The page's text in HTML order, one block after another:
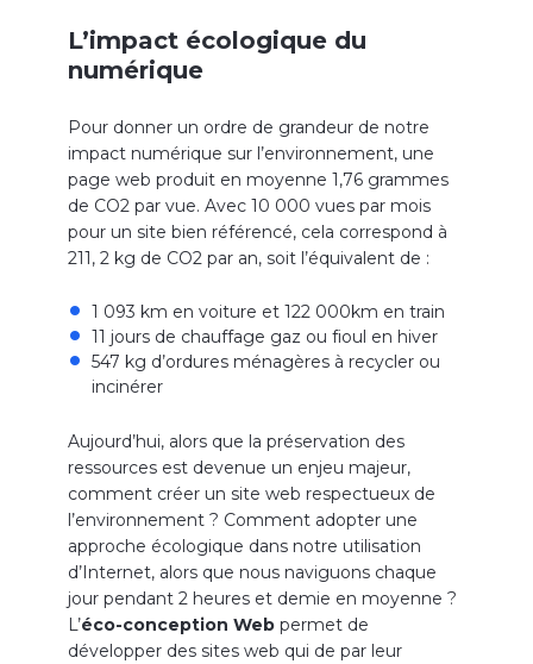
L’impact écologique du
numérique
Pour donner un ordre de grandeur de notre
impact numérique sur l’environnement, une
page web produit en moyenne 1,76 grammes
de CO2 par vue. Avec 10 000 vues par mois
pour un site bien référencé, cela correspond à
211, 2 kg de CO2 par an, soit l’équivalent de :
1 093 km en voiture et 122 000km en train
11 jours de chauffage gaz ou fioul en hiver
547 kg d’ordures ménagères à recycler ou
incinérer
Aujourd’hui, alors que la préservation des
ressources est devenue un enjeu majeur,
comment créer un site web respectueux de
l’environnement ? Comment adopter une
approche écologique dans notre utilisation
d’Internet, alors que nous naviguons chaque
jour pendant 2 heures et demie en moyenne ?
L’éco-conception Webpermet de
développer des sites web qui de par leur